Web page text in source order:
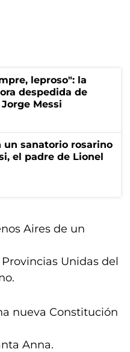
leproso": la
despedida de
Messi
un sanatorio rosarino
el padre de Lionel
Aires de un
Unidas del
nueva Constitución
Anna.